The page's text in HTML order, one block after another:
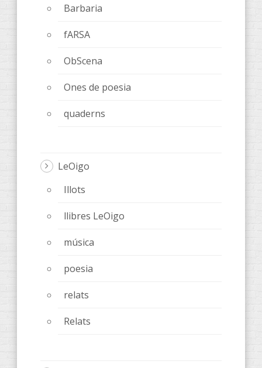
Barbaria
fARSA
ObScena
Ones de poesia
quaderns
LeOigo
Illots
llibres LeOigo
música
poesia
relats
Relats